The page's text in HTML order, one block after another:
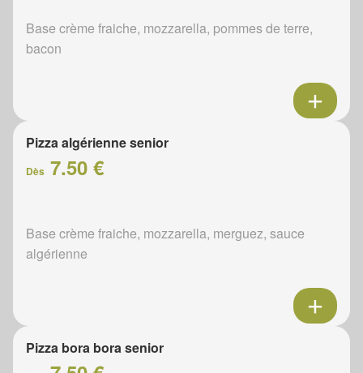
Base crème fraiche, mozzarella, pommes de terre,
bacon
Pizza algérienne senior
Dès 7.50 €
Base crème fraiche, mozzarella, merguez, sauce
algérienne
Pizza bora bora senior